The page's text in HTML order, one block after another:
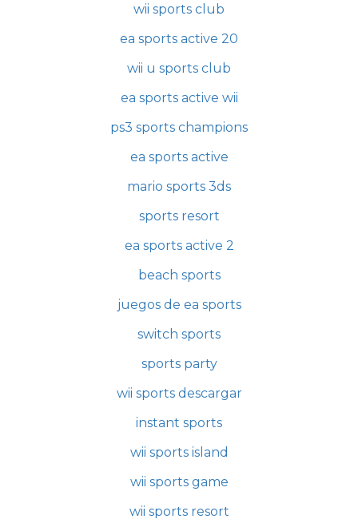
wii sports club
ea sports active 20
wii u sports club
ea sports active wii
ps3 sports champions
ea sports active
mario sports 3ds
sports resort
ea sports active 2
beach sports
juegos de ea sports
switch sports
sports party
wii sports descargar
instant sports
wii sports island
wii sports game
wii sports resort